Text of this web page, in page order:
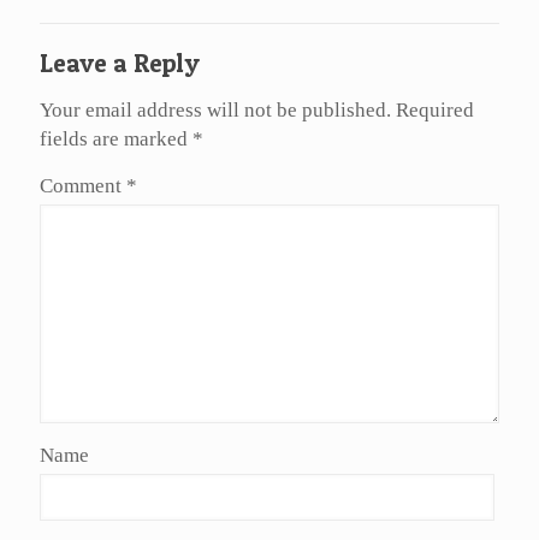
Leave a Reply
Your email address will not be published. Required
fields are marked *
Comment *
Name